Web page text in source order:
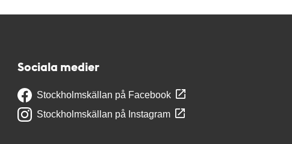
Sociala medier
Stockholmskällan på Facebook
Stockholmskällan på Instagram